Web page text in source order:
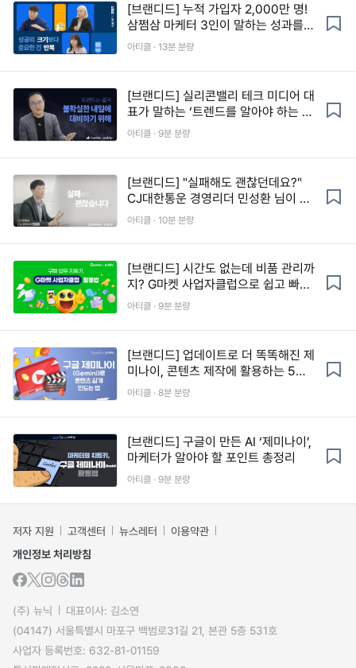
[브랜디드] 누적 가입자 2,000만 명!
삼쩜삼 마케터 3인이 말하는 성과를
내는 CRM 노하우(노션 템플릿 제공)
아티클 · 13분 분량
[브랜디드] 실리콘밸리 테크 미디어 대
표가 말하는 ‘트렌드를 알아야 하는 이
유’
아티클 · 9분 분량
[브랜디드] "실패해도 괜찮던데요?"
CJ대한통운 경영리더 민성환 님이 말
하는 나답게 일하는 힘
아티클 · 10분 분량
[브랜디드] 시간도 없는데 비품 관리까
지? G마켓 사업자클럽으로 쉽고 빠르
게 구매 업무하는 법
아티클 · 9분 분량
[브랜디드] 업데이트로 더 똑똑해진 제
미나이, 콘텐츠 제작에 활용하는 5가
지 방법
아티클 · 8분 분량
[브랜디드] 구글이 만든 AI ‘제미나이’,
마케터가 알아야 할 포인트 총정리
아티클 · 9분 분량
저자 지원 고객센터 뉴스레터
이용약관
개인정보 처리방침
(주) 뉴닉
대표이사: 김소연
(04147) 서울특별시 마포구 백범로31길 21, 본관 5층 531호
사업자 등록번호: 632-81-01159